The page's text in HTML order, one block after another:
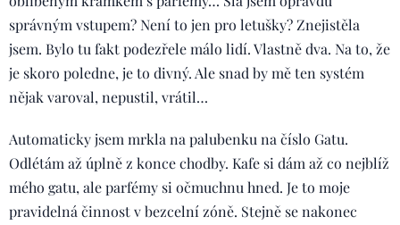
správným vstupem? Není to jen pro letušky? Znejistěla
jsem. Bylo tu fakt podezřele málo lidí. Vlastně dva. Na to, že
je skoro poledne, je to divný. Ale snad by mě ten systém
nějak varoval, nepustil, vrátil…
Automaticky jsem mrkla na palubenku na číslo Gatu.
Odlétám až úplně z konce chodby. Kafe si dám až co nejblíž
mého gatu, ale parfémy si očmuchnu hned. Je to moje
pravidelná činnost v bezcelní zóně. Stejně se nakonec